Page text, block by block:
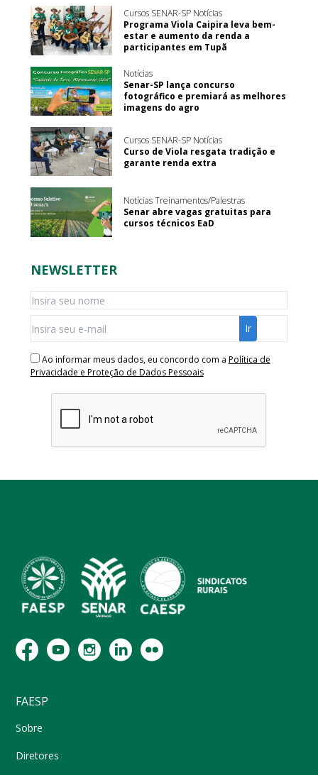
Cursos SENAR-SP Notícias
Programa Viola Caipira leva bem-
estar e aumento da renda a
participantes em Tupã
Notícias
Senar-SP lança concurso
fotográfico e premiará as melhores
imagens do agro
Cursos SENAR-SP Notícias
Curso de Viola resgata tradição e
garante renda extra
Notícias Treinamentos/Palestras
Senar abre vagas gratuitas para
cursos técnicos EaD
NEWSLETTER
Ao informar meus dados, eu concordo com a Política de
Privacidade e Proteção de Dados Pessoais
FAESP
Sobre
Diretores